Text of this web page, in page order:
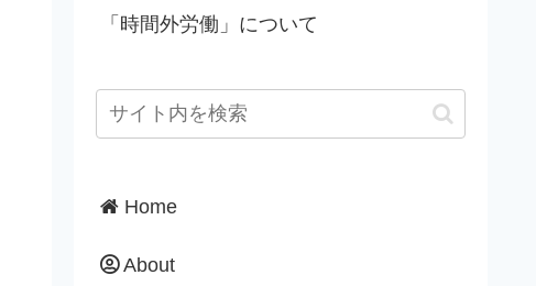
「時間外労働」について
Home
About